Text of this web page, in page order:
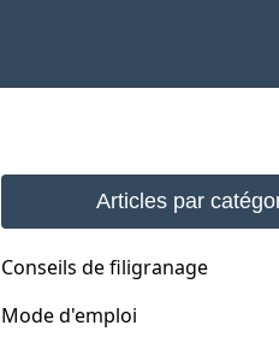
Articles par
Conseils de filigranage
Mode d'emploi